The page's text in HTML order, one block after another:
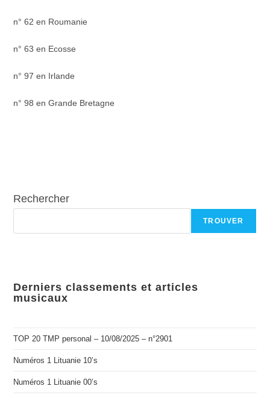
n° 62 en Roumanie
n° 63 en Ecosse
n° 97 en Irlande
n° 98 en Grande Bretagne
Rechercher
TROUVER
Derniers classements et articles
musicaux
TOP 20 TMP personal – 10/08/2025 – n°2901
Numéros 1 Lituanie 10’s
Numéros 1 Lituanie 00’s